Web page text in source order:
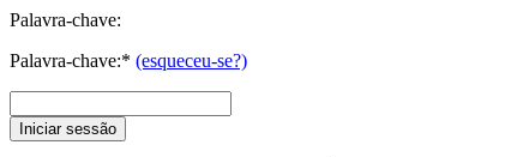
Palavra-chave:
Palavra-chave:* (esqueceu-se?)
Iniciar sessão